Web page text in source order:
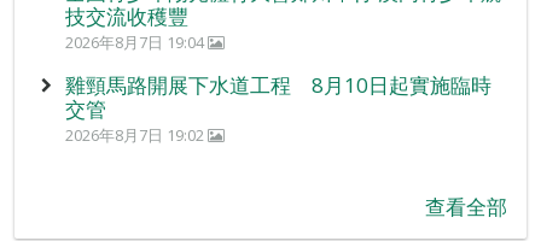
技交流收穫豐
2026年8月7日 19:04
雞頸馬路開展下水道工程 8月10日起實施臨時
交管
2026年8月7日 19:02
查看全部